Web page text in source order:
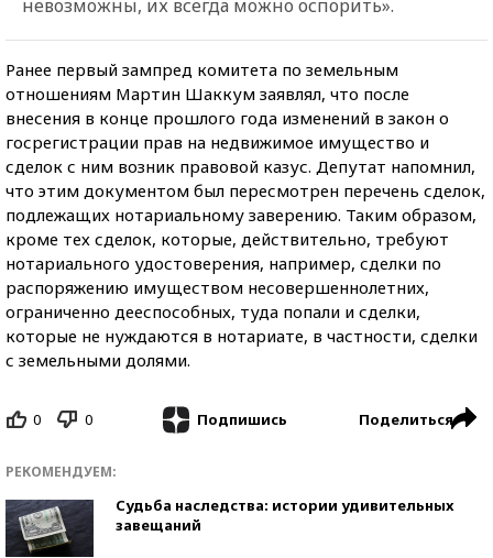
невозможны, их всегда можно оспорить».
Ранее первый зампред комитета по земельным
отношениям Мартин Шаккум заявлял, что после
внесения в конце прошлого года изменений в закон о
госрегистрации прав на недвижимое имущество и
сделок с ним возник правовой казус. Депутат напомнил,
что этим документом был пересмотрен перечень сделок,
подлежащих нотариальному заверению. Таким образом,
кроме тех сделок, которые, действительно, требуют
нотариального удостоверения, например, сделки по
распоряжению имуществом несовершеннолетних,
ограниченно дееспособных, туда попали и сделки,
которые не нуждаются в нотариате, в частности, сделки
с земельными долями.
0 0 Подпишись Поделиться
РЕКОМЕНДУЕМ:
Судьба наследства: истории удивительных
завещаний